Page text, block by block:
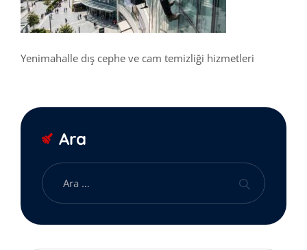
Yenimahalle dış cephe ve cam temizliği hizmetleri
Ara